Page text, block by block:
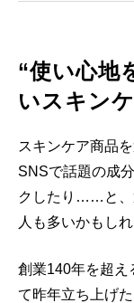
“使い心地
いスキン
スキンケア商品
SNSで話題の成
クしたり……と、
人も多いかもしれ
創業140年を超え
て昨年立ち上げ